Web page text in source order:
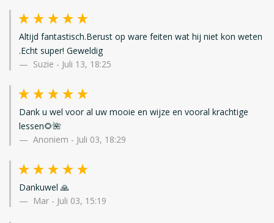
Altijd fantastisch.Berust op ware feiten wat hij niet kon weten
.Echt super! Geweldig
Suzie - Juli 13, 18:25
Dank u wel voor al uw mooie en wijze en vooral krachtige
lessen🌻🌺
Anoniem - Juli 03, 18:29
Dankuwel 🙏
Mar - Juli 03, 15:19